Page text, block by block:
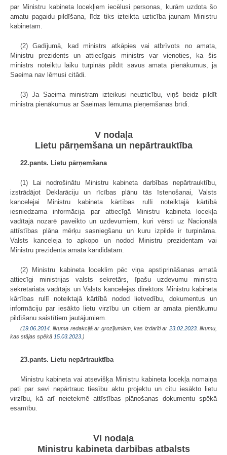
par Ministru kabineta locekļiem iecēlusi personas, kurām uzdota šo
amatu pagaidu pildīšana, līdz tiks izteikta uzticība jaunam Ministru
kabinetam.
(2) Gadījumā, kad ministrs atkāpies vai atbrīvots no amata,
Ministru prezidents un attiecīgais ministrs var vienoties, ka šis
ministrs noteiktu laiku turpinās pildīt savus amata pienākumus, ja
Saeima nav lēmusi citādi.
(3) Ja Saeima ministram izteikusi neuzticību, viņš beidz pildīt
ministra pienākumus ar Saeimas lēmuma pieņemšanas brīdi.
V nodaļa
Lietu pārņemšana un nepārtrauktība
22.pants. Lietu pārņemšana
(1) Lai nodrošinātu Ministru kabineta darbības nepārtrauktību,
izstrādājot Deklarāciju un rīcības plānu tās īstenošanai, Valsts
kancelejai Ministru kabineta kārtības rullī noteiktajā kārtībā
iesniedzama informācija par attiecīgā Ministru kabineta locekļa
vadītajā nozarē paveikto un uzdevumiem, kuri vērsti uz Nacionālā
attīstības plāna mērķu sasniegšanu un kuru izpilde ir turpināma.
Valsts kanceleja to apkopo un nodod Ministru prezidentam vai
Ministru prezidenta amata kandidātam.
(2) Ministru kabineta loceklim pēc viņa apstiprināšanas amatā
attiecīgi ministrijas valsts sekretārs, īpašu uzdevumu ministra
sekretariāta vadītājs un Valsts kancelejas direktors Ministru kabineta
kārtības rullī noteiktajā kārtībā nodod lietvedību, dokumentus un
informāciju par iesākto lietu virzību un citiem ar amata pienākumu
pildīšanu saistītiem jautājumiem.
(19.06.2014 . likuma redakcijā ar grozījumiem, kas izdarīti ar 23.02.2023. likumu,
kas stājas spēkā 15.03.2023. )
23.pants. Lietu nepārtrauktība
Ministru kabineta vai atsevišķa Ministru kabineta locekļa nomaiņa
pati par sevi nepārtrauc tiesību aktu projektu un citu iesākto lietu
virzību, kā arī neietekmē attīstības plānošanas dokumentu spēkā
esamību.
VI nodaļa
Ministru kabineta darbības atbalsts